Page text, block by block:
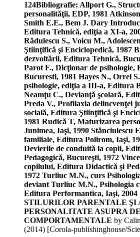
124Bibliografie: Allport G.,
personalităţii, EDP, 1981
Smith E.E., Bem J. Dary
Editura Tehnică, ediţia a XI-a,
Rădulescu S., Voicu M.,
Ştiinţifică şi Enciclopedică, 1987
dezvoltării, Editura Tehnică,
Parot F., Dicţionar de psihologie,
Bucuresti, 1981 Hayes N., Orrel
psihologie, ediţia a III-a, Editura
Neamţu C., Devianţă şcolară,
Preda V., Profilaxia delincvenţei
socială, Editura Ştiinţifică şi
1981 Rudică T, Maturizarea
Junimea, Iaşi, 1990 Stănciulescu
familiale, Editura Polirom, Iaşi,
Devierile de conduită la copii,
Pedagogică, Bucureşti, 1972
copilului, Editura Didactică şi
1972 Turliuc M.N., curs
deviant Turliuc M.N., Psihologia
Editura Performantica, Iaşi,
STILURILOR PARENTALE ŞI
PERSONALITATE ASUPRA
COMPORTAMENTALE by
(2014) [Corola-publishinghouse/